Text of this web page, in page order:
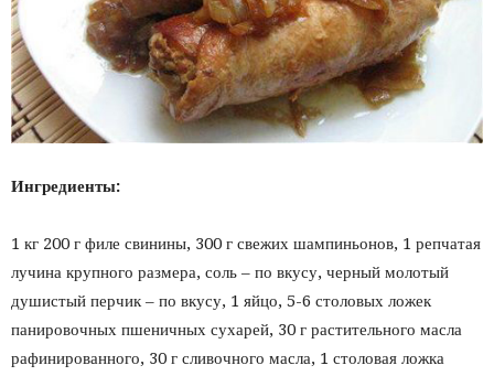
Ингредиенты:
1 кг 200 г филе свинины, 300 г свежих шампиньонов, 1 репчатая
лучина крупного размера, соль – по вкусу, черный молотый
душистый перчик – по вкусу, 1 яйцо, 5-6 столовых ложек
панировочных пшеничных сухарей, 30 г растительного масла
рафинированного, 30 г сливочного масла, 1 столовая ложка